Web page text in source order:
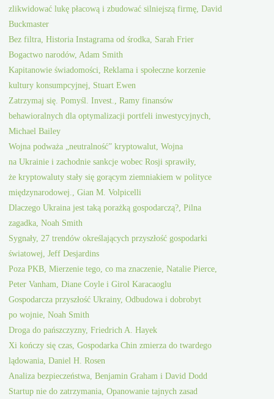
zlikwidować lukę płacową i zbudować silniejszą firmę, David
Buckmaster
Bez filtra, Historia Instagrama od środka, Sarah Frier
Bogactwo narodów, Adam Smith
Kapitanowie świadomości, Reklama i społeczne korzenie
kultury konsumpcyjnej, Stuart Ewen
Zatrzymaj się. Pomyśl. Invest., Ramy finansów
behawioralnych dla optymalizacji portfeli inwestycyjnych,
Michael Bailey
Wojna podważa „neutralność” kryptowalut, Wojna
na Ukrainie i zachodnie sankcje wobec Rosji sprawiły,
że kryptowaluty stały się gorącym ziemniakiem w polityce
międzynarodowej., Gian M. Volpicelli
Dlaczego Ukraina jest taką porażką gospodarczą?, Pilna
zagadka, Noah Smith
Sygnały, 27 trendów określających przyszłość gospodarki
światowej, Jeff Desjardins
Poza PKB, Mierzenie tego, co ma znaczenie, Natalie Pierce,
Peter Vanham, Diane Coyle i Girol Karacaoglu
Gospodarcza przyszłość Ukrainy, Odbudowa i dobrobyt
po wojnie, Noah Smith
Droga do pańszczyzny, Friedrich A. Hayek
Xi kończy się czas, Gospodarka Chin zmierza do twardego
lądowania, Daniel H. Rosen
Analiza bezpieczeństwa, Benjamin Graham i David Dodd
Startup nie do zatrzymania, Opanowanie tajnych zasad